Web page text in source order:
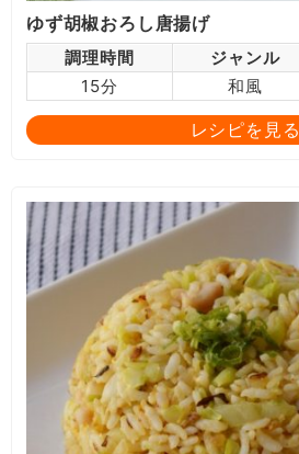
ゆず胡椒おろし唐揚げ
調理時間 ジャンル
15分
和風
レシピを見る